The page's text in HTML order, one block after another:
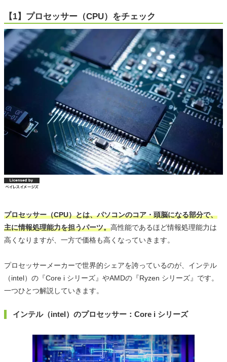
【1】プロセッサー（CPU）をチェック
プロセッサー（CPU）とは、パソコンのコア・頭脳になる部分で、
主に情報処理能力を担うパーツ。高性能であるほど情報処理能力は
高くなりますが、一方で価格も高くなっていきます。
プロセッサーメーカーで世界的シェアを誇っているのが、インテル
（intel）の『Core i シリーズ』やAMDの『Ryzen シリーズ』です。
一つひとつ解説していきます。
インテル（intel）のプロセッサー：Core i シリーズ